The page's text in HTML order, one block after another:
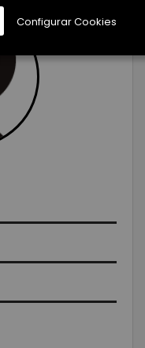
Configurar Cookies